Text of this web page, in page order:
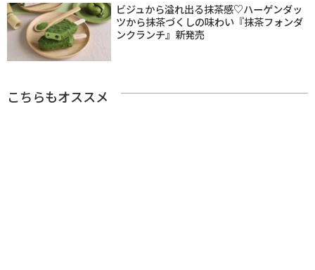
ビジュから溢れ出る抹茶感♡ハーゲンダッ
ツから抹茶づくしの味わい『抹茶フォンダ
ンクランチ』新発売
こちらもオススメ